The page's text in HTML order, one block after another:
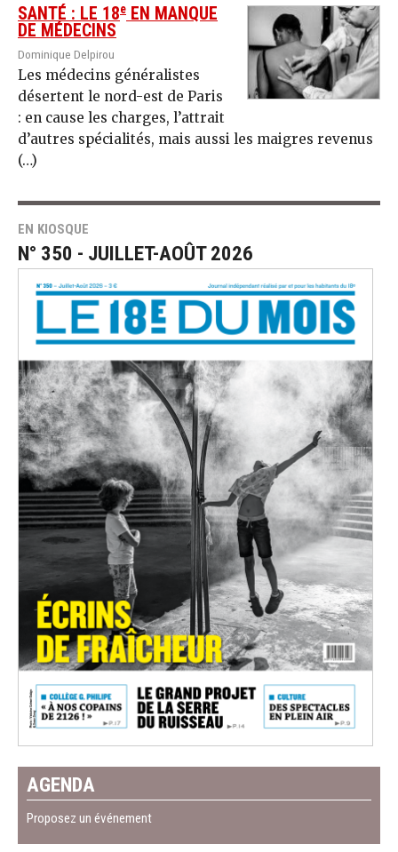
SANTÉ : LE 18e EN MANQUE
DE MÉDECINS
Dominique Delpirou
Les médecins généralistes
désertent le nord-est de Paris
: en cause les charges, l’attrait
d’autres spécialités, mais aussi les maigres revenus
(…)
EN KIOSQUE
N° 350 - JUILLET-AOÛT 2026
AGENDA
Proposez un événement